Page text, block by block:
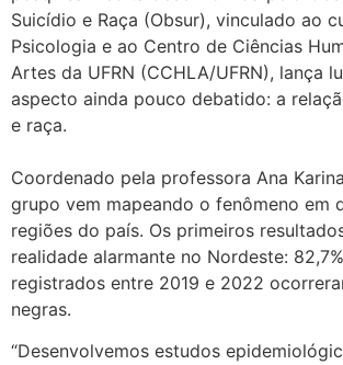
Suicídio e Raça (Obsur), vinculado ao
Psicologia e ao Centro de Ciências
Artes da UFRN (CCHLA/UFRN), lança
aspecto ainda pouco debatido: a
e raça.
Coordenado pela professora Ana
grupo vem mapeando o fenômeno em
regiões do país. Os primeiros
realidade alarmante no Nordeste:
registrados entre 2019 e 2022
negras.
“Desenvolvemos estudos